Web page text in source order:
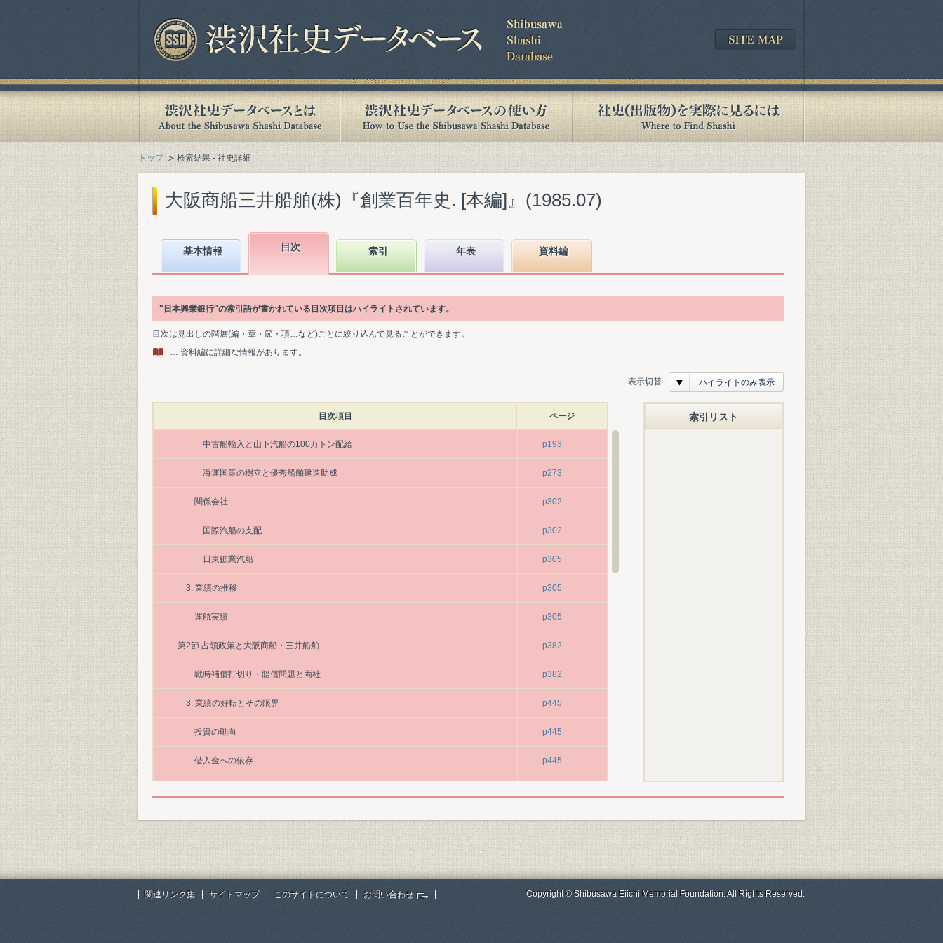
トップ 検索結果 - 社史詳細
大阪商船三井船舶(株)『創業百年史. [本編]』(1985.07)
基本情報 目次 索引 年表 資料編
"日本興業銀行"の索引語が書かれている目次項目はハイライトされています。
目次は見出しの階層(編・章・節・項…など)ごとに絞り込んで見ることができます。
… 資料編に詳細な情報があります。
表示切替 ハイライトのみ表示
目次項目 ページ
中古船輸入と山下汽船の100万トン配給 p193
海運国策の樹立と優秀船舶建造助成 p273
関係会社 p302
国際汽船の支配 p302
日東鉱業汽船 p305
3. 業績の推移 p305
運航実績 p305
第2節 占領政策と大阪商船・三井船舶 p382
戦時補償打切り・賠償問題と両社 p382
3. 業績の好転とその限界 p445
投資の動向 p445
借入金への依存 p445
欧州同盟への加入 p459
損益の推移 p472
海運集約化へ p490
索引リスト
関連リンク集 サイトマップ このサイトについて お問い合わせ Copyright © Shibusawa Eiichi Memorial Foundation. All Rights Reserved.